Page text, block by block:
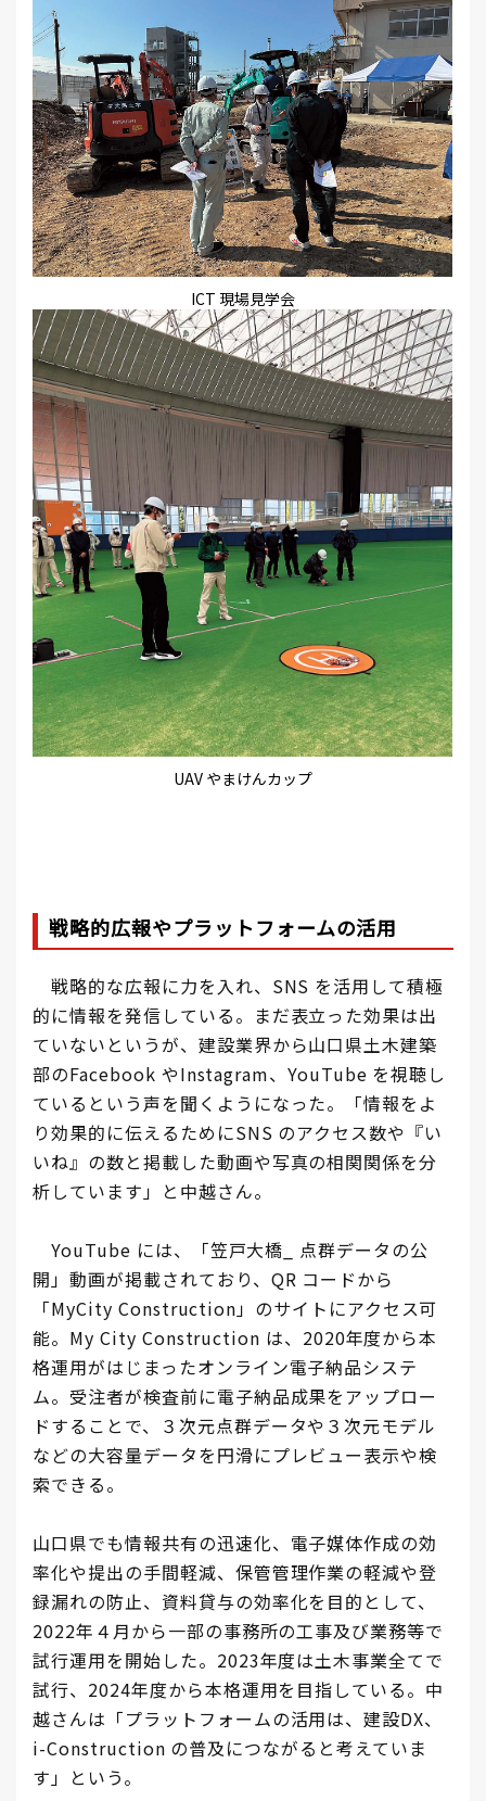
ICT 現場見学会
UAV やまけんカップ
戦略的広報やプラットフォームの活用
戦略的な広報に力を入れ、SNS を活用して積極
的に情報を発信している。まだ表立った効果は出
ていないというが、建設業界から山口県土木建築
部のFacebook やInstagram、YouTube を視聴し
ているという声を聞くようになった。「情報をよ
り効果的に伝えるためにSNS のアクセス数や『い
いね』の数と掲載した動画や写真の相関関係を分
析しています」と中越さん。
YouTube には、「笠戸大橋_ 点群データの公
開」動画が掲載されており、QR コードから
「MyCity Construction」のサイトにアクセス可
能。My City Construction は、2020年度から本
格運用がはじまったオンライン電子納品システ
ム。受注者が検査前に電子納品成果をアップロー
ドすることで、３次元点群データや３次元モデル
などの大容量データを円滑にプレビュー表示や検
索できる。
山口県でも情報共有の迅速化、電子媒体作成の効
率化や提出の手間軽減、保管管理作業の軽減や登
録漏れの防止、資料貸与の効率化を目的として、
2022年４月から一部の事務所の工事及び業務等で
試行運用を開始した。2023年度は土木事業全てで
試行、2024年度から本格運用を目指している。中
越さんは「プラットフォームの活用は、建設DX、
i-Construction の普及につながると考えていま
す」という。